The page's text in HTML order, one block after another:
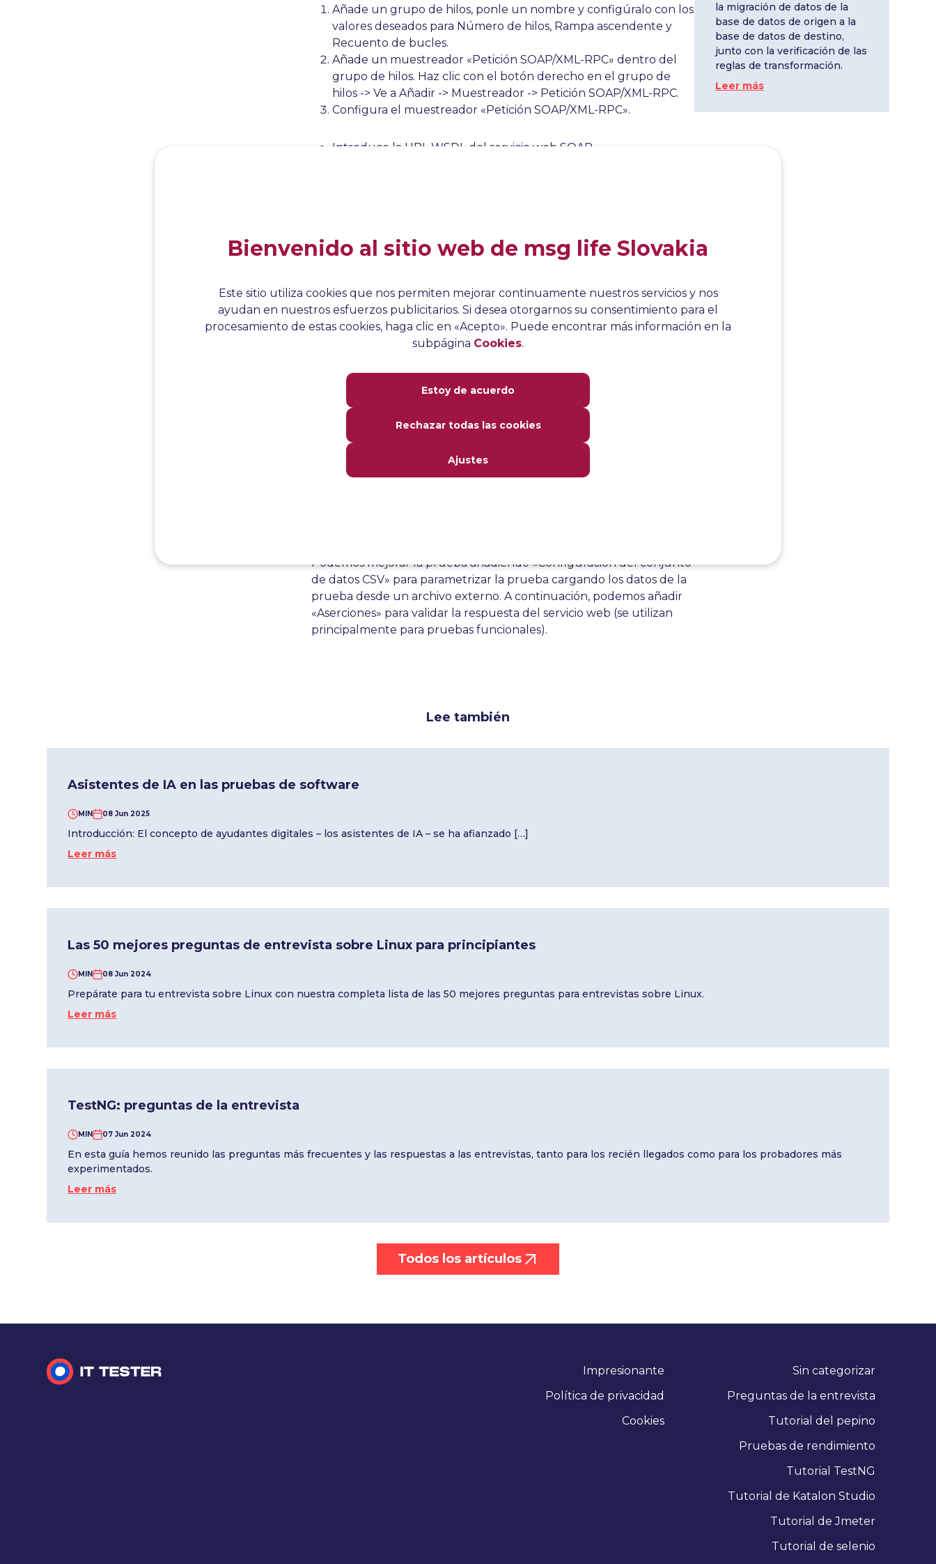
Añade un grupo de hilos, ponle un nombre y configúralo con los
valores deseados para Número de hilos, Rampa ascendente y
Recuento de bucles.
Añade un muestreador «Petición SOAP/XML-RPC» dentro del
grupo de hilos. Haz clic con el botón derecho en el grupo de
hilos -> Ve a Añadir -> Muestreador -> Petición SOAP/XML-RPC.
Configura el muestreador «Petición SOAP/XML-RPC».
Introduce la URL WSDL del servicio web SOAP.
Podemos mejorar la prueba añadiendo «Configuración del conjunto
de datos CSV» para parametrizar la prueba cargando los datos de la
prueba desde un archivo externo. A continuación, podemos añadir
«Aserciones» para validar la respuesta del servicio web (se utilizan
principalmente para pruebas funcionales).
la migración de datos de la
base de datos de origen a la
base de datos de destino,
junto con la verificación de las
reglas de transformación.
Leer más
Lee también
Asistentes de IA en las pruebas de software
MIN 08 Jun 2025
Introducción: El concepto de ayudantes digitales – los asistentes de IA – se ha afianzado […]
Leer más
Las 50 mejores preguntas de entrevista sobre Linux para principiantes
MIN 08 Jun 2024
Prepárate para tu entrevista sobre Linux con nuestra completa lista de las 50 mejores preguntas para entrevistas sobre Linux.
Leer más
TestNG: preguntas de la entrevista
MIN 07 Jun 2024
En esta guía hemos reunido las preguntas más frecuentes y las respuestas a las entrevistas, tanto para los recién llegados como para los probadores más
experimentados.
Leer más
Todos los artículos
Impresionante
Política de privacidad
Cookies
Sin categorizar
Preguntas de la entrevista
Tutorial del pepino
Pruebas de rendimiento
Tutorial TestNG
Tutorial de Katalon Studio
Tutorial de Jmeter
Tutorial de selenio
Bienvenido al sitio web de msg life Slovakia
Este sitio utiliza cookies que nos permiten mejorar continuamente nuestros servicios y nos
ayudan en nuestros esfuerzos publicitarios. Si desea otorgarnos su consentimiento para el
procesamiento de estas cookies, haga clic en «Acepto». Puede encontrar más información en la
subpágina Cookies.
Estoy de acuerdo
Rechazar todas las cookies
Ajustes